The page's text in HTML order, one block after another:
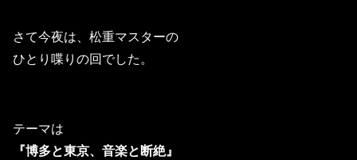
さて今夜は、松重マスターの
ひとり喋りの回でした。
テーマは
『博多と東京、音楽と断絶』